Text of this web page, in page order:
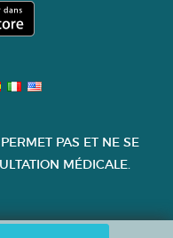
PAS ET NE SE
MÉDICALE.